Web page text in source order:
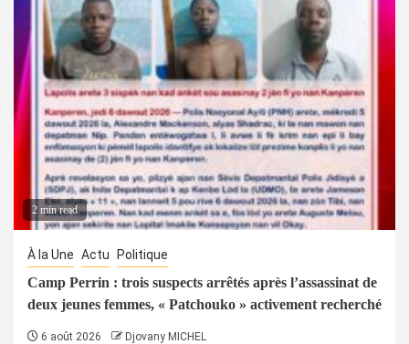
2 min read
À la Une Actu Politique
Camp Perrin : trois suspects arrêtés après l’assassinat de
deux jeunes femmes, « Patchouko » activement recherché
6 août 2026 Djovany MICHEL